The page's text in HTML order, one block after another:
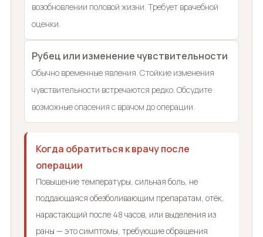
возобновлении половой жизни. Требует врачебной
оценки.
Рубец или изменение чувствительности
Обычно временные явления. Стойкие изменения
чувствительности встречаются редко. Обсудите
возможные опасения с врачом до операции.
Когда обратиться к врачу после
операции
Повышение температуры, сильная боль, не
поддающаяся обезболивающим препаратам, отёк,
нарастающий после 48 часов, или выделения из
раны — это симптомы, требующие обращения